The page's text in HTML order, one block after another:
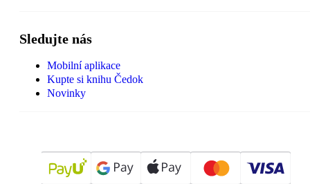
Sledujte nás
Mobilní aplikace
Kupte si knihu Čedok
Novinky